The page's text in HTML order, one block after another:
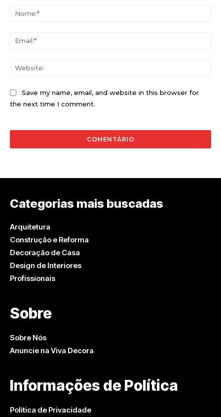
Save my name, email, and website in this browser for
the next time I comment.
Categorias mais buscadas
Arquitetura
Construção e Reforma
Decoração de Casa
Design de Interiores
Profissionais
Sobre
Sobre Nós
Anuncie na Viva Decora
Informações de Política
Política de Privacidade